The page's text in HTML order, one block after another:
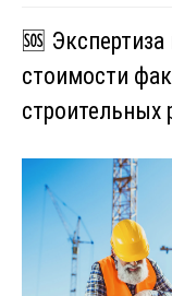
🆘
стоимости
строительных